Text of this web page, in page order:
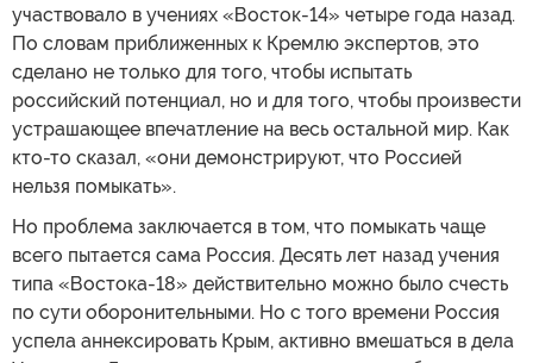
участвовало в учениях «Восток-14» четыре года назад.
По словам приближенных к Кремлю экспертов, это
сделано не только для того, чтобы испытать
российский потенциал, но и для того, чтобы произвести
устрашающее впечатление на весь остальной мир. Как
кто-то сказал, «они демонстрируют, что Россией
нельзя помыкать».
Но проблема заключается в том, что помыкать чаще
всего пытается сама Россия. Десять лет назад учения
типа «Востока-18» действительно можно было счесть
по сути оборонительными. Но с того времени Россия
успела аннексировать Крым, активно вмешаться в дела